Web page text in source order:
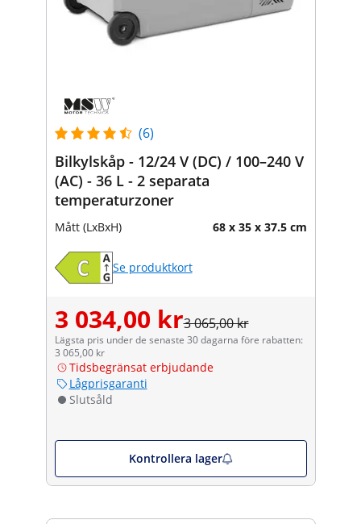
(6)
Bilkylskåp - 12/24 V (DC) / 100–240 V
(AC) - 36 L - 2 separata
temperaturzoner
Mått (LxBxH) 68 x 35 x 37.5 cm
Se produktkort
3 034,00 kr3 065,00 kr
Lägsta pris under de senaste 30 dagarna före rabatten:
3 065,00 kr
Tidsbegränsat erbjudande
Lågprisgaranti
Slutsåld
Kontrollera lager